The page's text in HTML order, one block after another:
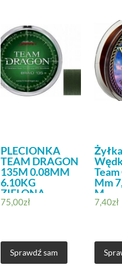
PLECIONKA
TEAM DRAGON
135M 0.08MM
6.10KG
ZIELONA
8967006621
75,00zł
Sprawdź sam
Żyłka
Mm
M
7,40zł